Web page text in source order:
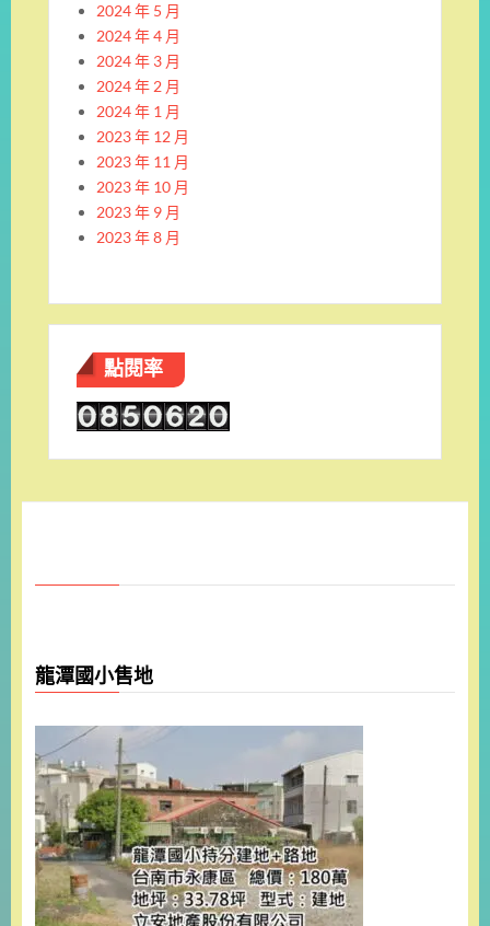
2024 年 5 月
2024 年 4 月
2024 年 3 月
2024 年 2 月
2024 年 1 月
2023 年 12 月
2023 年 11 月
2023 年 10 月
2023 年 9 月
2023 年 8 月
點閱率
龍潭國小售地